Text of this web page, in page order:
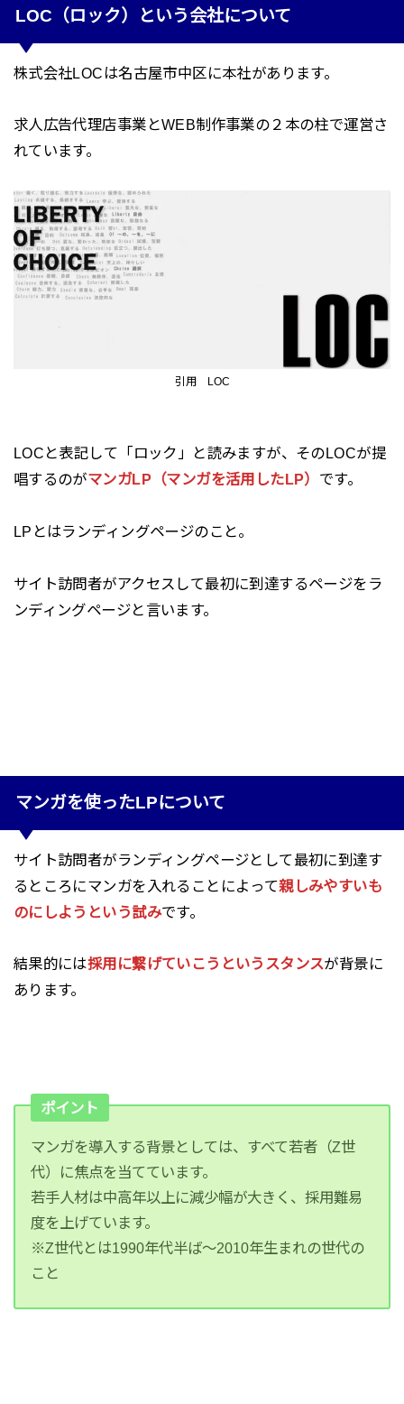
LOC（ロック）という会社について
株式会社LOCは名古屋市中区に本社があります。
求人広告代理店事業とWEB制作事業の２本の柱で運営さ
れています。
引用 LOC
LOCと表記して「ロック」と読みますが、そのLOCが提
唱するのがマンガLP（マンガを活用したLP） です。
LPとはランディングページのこと。
サイト訪問者がアクセスして最初に到達するページをラ
ンディングページと言います。
マンガを使ったLPについて
サイト訪問者がランディングページとして最初に到達す
るところにマンガを入れることによって親しみやすいも
のにしようという試みです。
結果的には採用に繋げていこうというスタンスが背景に
あります。
ポイント
マンガを導入する背景としては、すべて若者（Z世
代）に焦点を当てています。
若手人材は中高年以上に減少幅が大きく、採用難易
度を上げています。
※Z世代とは1990年代半ば～2010年生まれの世代の
こと